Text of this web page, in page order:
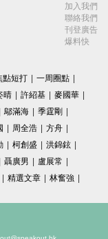
加入我們
聯絡我們
刊登廣告
爆料快
點短打 | 一周圈點 |
晴 | 許紹基 | 麥國華 |
鄔滿海 | 季霆剛 |
| 周全浩 | 方舟 |
| 柯創盛 | 洪錦鉉 |
聶廣男 | 盧展常 |
| 精選文章 | 林奮強 |